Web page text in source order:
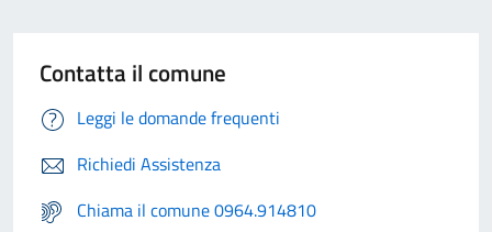
Contatta il comune
Leggi le domande frequenti
Richiedi Assistenza
Chiama il comune 0964.914810